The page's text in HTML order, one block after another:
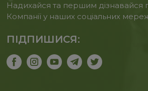
Надихайся та першим дізнавайся
Компанії у наших соціальних
ПІДПИШИСЯ: